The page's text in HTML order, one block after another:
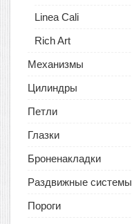
Linea Cali
Rich Art
Механизмы
Цилиндры
Петли
Глазки
Броненакладки
Раздвижные системы
Пороги